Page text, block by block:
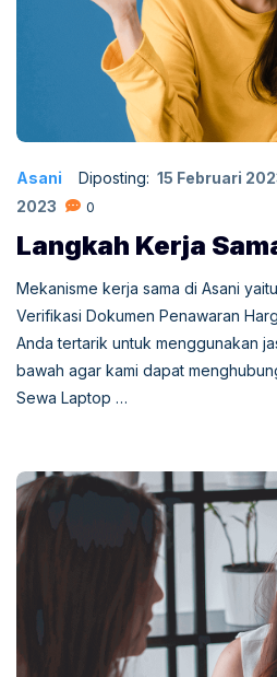
Asani Diposting: 15 Februari
2023
0
Langkah Kerja
Mekanisme kerja sama di Asani
Verifikasi Dokumen Penawaran
Anda tertarik untuk menggunakan
bawah agar kami dapat
Sewa Laptop …